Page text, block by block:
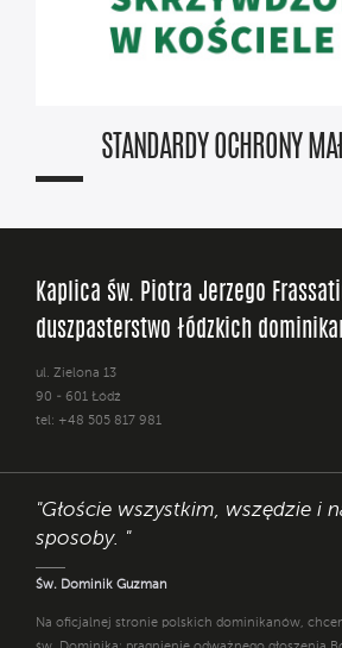
STANDARDY OCHRONY
Kaplica św. Piotra Jerzego
duszpasterstwo łódzkich
ul. Zielona 13
90 - 601 Łódź
tel: +48 505 817 981
"Głoście wszystkim, wszędzie i
sposoby. "
Św. Dominik Guzman
Na oficjalnej stronie polskich dominikanów,